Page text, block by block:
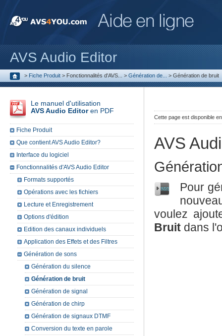
AVS Audio Editor
> Fiche Produit > Fonctionnalités d'AVS... > Génération de... > Génération de bruit
Cette page est disponible
AVS
Pour
voulez
Bruit dans
Le manuel d'utilisation
AVS Audio Editoren PDF
Fiche Produit
Que contient AVS Audio Editor?
Interface du logiciel
Fonctionnalités d'AVS Audio Editor
Formats supportés
Opérations avec les fichiers
Lecture et Enregistrement
Options d'édition
Edition des canaux individuels
Application des Effets et des Filtres
Génération de sons
Génération du silence
Génération de bruit
Génération de signal
Génération de chirp
Génération de signaux DTMF
Conversion du texte en parole